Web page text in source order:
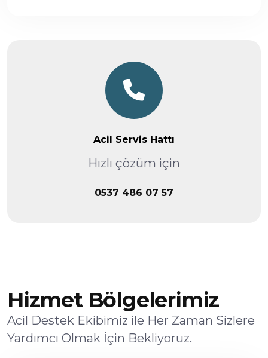
Acil Servis Hattı
Hızlı çözüm için
0537 486 07 57
Hizmet Bölgelerimiz
Acil Destek Ekibimiz ile Her Zaman Sizlere
Yardımcı Olmak İçin Bekliyoruz.